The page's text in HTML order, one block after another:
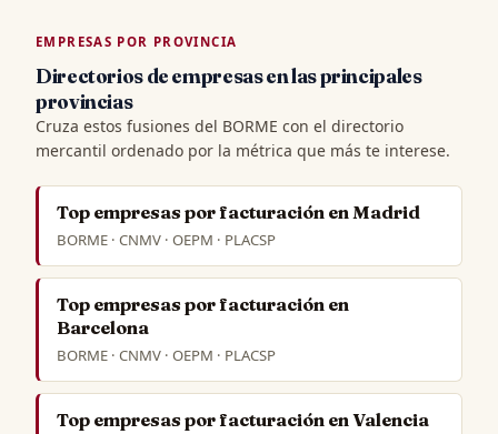
EMPRESAS POR PROVINCIA
Directorios de empresas en las principales
provincias
Cruza estos fusiones del BORME con el directorio
mercantil ordenado por la métrica que más te interese.
Top empresas por facturación en Madrid
BORME · CNMV · OEPM · PLACSP
Top empresas por facturación en
Barcelona
BORME · CNMV · OEPM · PLACSP
Top empresas por facturación en Valencia